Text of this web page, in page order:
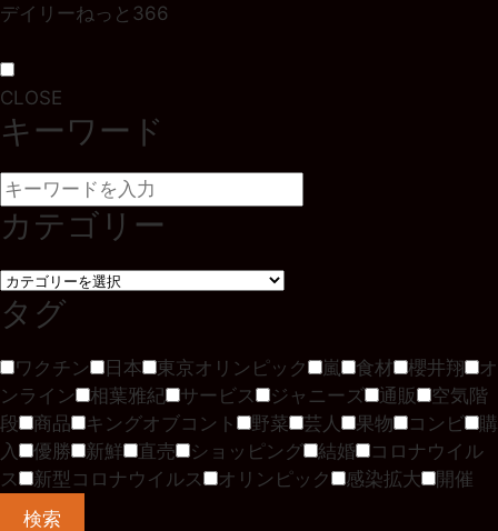
デイリーねっと366
CLOSE
キーワード
カテゴリー
タグ
ワクチン 日本 東京オリンピック 嵐 食材 櫻井翔
オ
ンライン
相葉雅紀 サービス ジャニーズ 通販
空気階
段
商品 キングオブコント 野菜 芸人 果物 コンビ
購
入
優勝 新鮮 直売 ショッピング 結婚
コロナウイル
ス
新型コロナウイルス オリンピック 感染拡大
開催
検索